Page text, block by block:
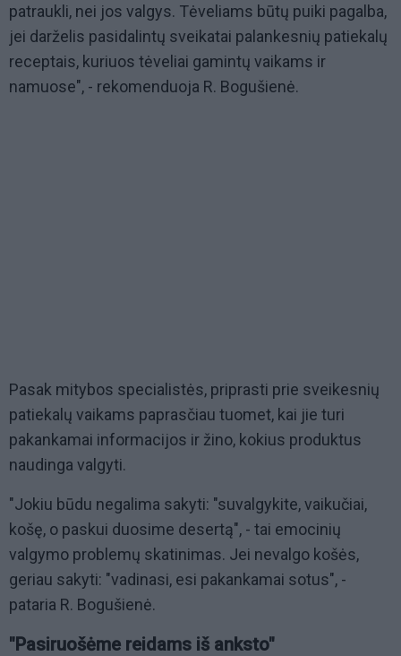
patraukli, nei jos valgys. Tėveliams būtų puiki pagalba,
jei darželis pasidalintų sveikatai palankesnių patiekalų
receptais, kuriuos tėveliai gamintų vaikams ir
namuose", - rekomenduoja R. Bogušienė.
Pasak mitybos specialistės, priprasti prie sveikesnių
patiekalų vaikams paprasčiau tuomet, kai jie turi
pakankamai informacijos ir žino, kokius produktus
naudinga valgyti.
"Jokiu būdu negalima sakyti: "suvalgykite, vaikučiai,
košę, o paskui duosime desertą", - tai emocinių
valgymo problemų skatinimas. Jei nevalgo košės,
geriau sakyti: "vadinasi, esi pakankamai sotus", -
pataria R. Bogušienė.
"Pasiruošėme reidams iš anksto"